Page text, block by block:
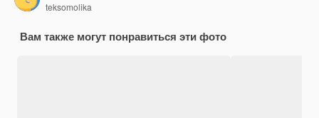
teksomolika
Вам также могут понравиться эти фото